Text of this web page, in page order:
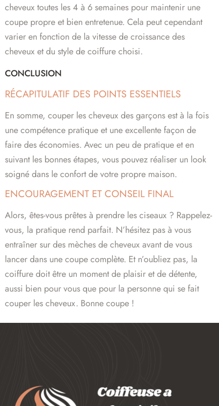
cheveux toutes les 4 à 6 semaines pour maintenir une
coupe propre et bien entretenue. Cela peut cependant
varier en fonction de la vitesse de croissance des
cheveux et du style de coiffure choisi.
CONCLUSION
RÉCAPITULATIF DES POINTS ESSENTIELS
En somme, couper les cheveux des garçons est à la fois
une compétence pratique et une excellente façon de
faire des économies. Avec un peu de pratique et en
suivant les bonnes étapes, vous pouvez réaliser un look
soigné dans le confort de votre propre maison.
ENCOURAGEMENT ET CONSEIL FINAL
Alors, êtes-vous prêtes à prendre les ciseaux ? Rappelez-
vous, la pratique rend parfait. N’hésitez pas à vous
entraîner sur des mèches de cheveux avant de vous
lancer dans une coupe complète. Et n’oubliez pas, la
coiffure doit être un moment de plaisir et de détente,
aussi bien pour vous que pour la personne qui se fait
couper les cheveux. Bonne coupe !